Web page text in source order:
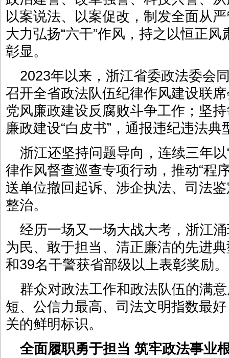
以案说法、以案促改，制发全面从
大力弘扬“六干”作风，持之以恒正
彰显。
2023年以来，浙江省委政法委会
召开全省政法队伍纪律作风建设联
党风廉政建设反腐败斗争工作；坚
廉政建设“白皮书”，通报违纪违法典
浙江还坚持问题导向，连续三年
律作风督查巡查专项行动，推动“程
送单位撤回起诉、涉企执法、司法
整治。
经历一场又一场大战大考，浙江
为民、敢于担当、清正廉洁的先进
和39名干警获省部级以上表彰奖励。
群众对政法工作和政法队伍的满
短、公信力最高、司法文明指数最
关的鲜明标识。
全面履职勇于担当 筑牢政法事业